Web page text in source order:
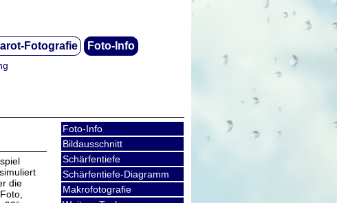
Fotografie Foto-Info
die
Foto-Info
Bildausschnitt
Schärfentiefe
Schärfentiefe-Diagramm
Makrofotografie